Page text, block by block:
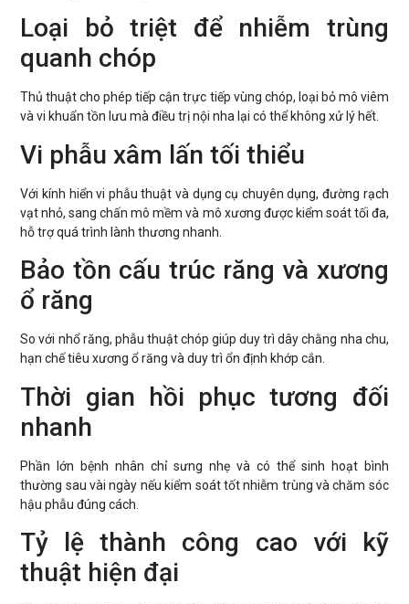
Loại bỏ triệt để nhiễm trùng
quanh chóp
Thủ thuật cho phép tiếp cận trực tiếp vùng chóp, loại bỏ mô viêm
và vi khuẩn tồn lưu mà điều trị nội nha lại có thể không xử lý hết.
Vi phẫu xâm lấn tối thiểu
Với kính hiển vi phẫu thuật và dụng cụ chuyên dụng, đường rạch
vạt nhỏ, sang chấn mô mềm và mô xương được kiểm soát tối đa,
hỗ trợ quá trình lành thương nhanh.
Bảo tồn cấu trúc răng và xương
ổ răng
So với nhổ răng, phẫu thuật chóp giúp duy trì dây chằng nha chu,
hạn chế tiêu xương ổ răng và duy trì ổn định khớp cắn.
Thời gian hồi phục tương đối
nhanh
Phần lớn bệnh nhân chỉ sưng nhẹ và có thể sinh hoạt bình
thường sau vài ngày nếu kiểm soát tốt nhiễm trùng và chăm sóc
hậu phẫu đúng cách.
Tỷ lệ thành công cao với kỹ
thuật hiện đại